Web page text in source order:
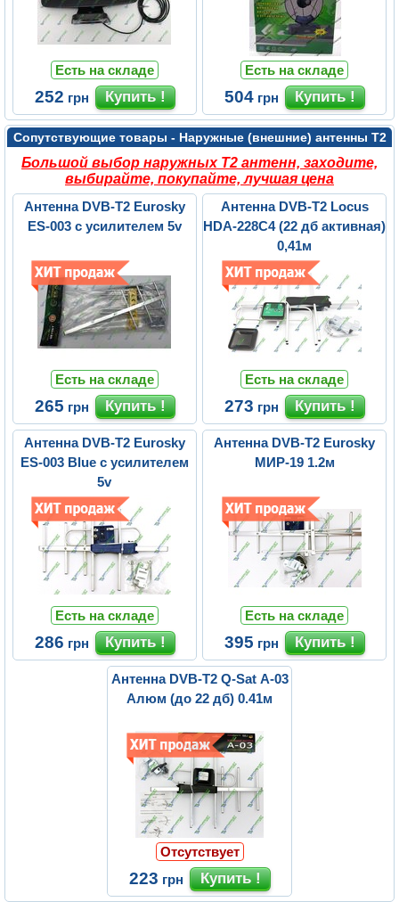
Есть на складе
252 грн
Есть на складе
504 грн
Сопутствующие товары - Наружные (внешние) антенны Т2
Большой выбор наружных Т2 антенн, заходите,
выбирайте, покупайте, лучшая цена
Антенна DVB-T2 Eurosky
ES-003 с усилителем 5v
Есть на складе
265 грн
Антенна DVB-T2 Locus
HDA-228C4 (22 дб активная)
0,41м
Есть на складе
273 грн
Антенна DVB-T2 Eurosky
ES-003 Blue с усилителем
5v
Есть на складе
286 грн
Антенна DVB-T2 Eurosky
МИР-19 1.2м
Есть на складе
395 грн
Антенна DVB-T2 Q-Sat A-03
Алюм (до 22 дб) 0.41м
Отсутствует
223 грн